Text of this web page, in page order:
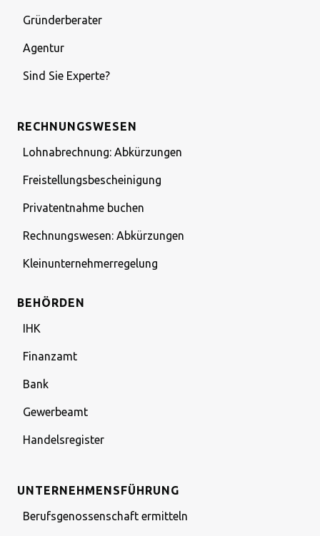
Gründerberater
Agentur
Sind Sie Experte?
RECHNUNGSWESEN
Lohnabrechnung: Abkürzungen
Freistellungsbescheinigung
Privatentnahme buchen
Rechnungswesen: Abkürzungen
Kleinunternehmerregelung
BEHÖRDEN
IHK
Finanzamt
Bank
Gewerbeamt
Handelsregister
UNTERNEHMENSFÜHRUNG
Berufsgenossenschaft ermitteln